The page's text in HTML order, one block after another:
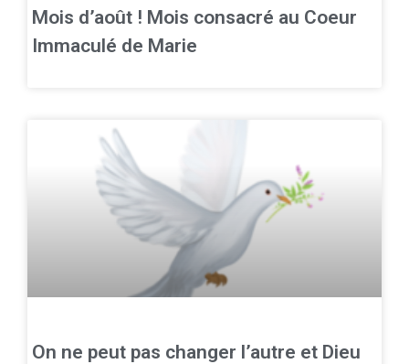
Mois d’août ! Mois consacré au Coeur
Immaculé de Marie
On ne peut pas changer l’autre et Dieu